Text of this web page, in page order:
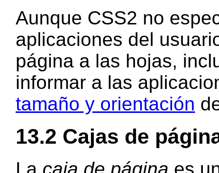
Aunque CSS2 no
aplicaciones del
página a las hojas,
informar a las
tamaño y orientación
13.2 Cajas de